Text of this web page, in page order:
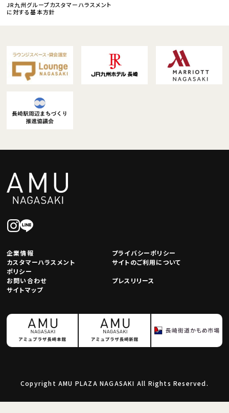
JR九州グループカスタマーハラスメント
に対する基本方針
企業情報
プライバシーポリシー
カスタマーハラスメント
ポリシー
サイトのご利用について
お問い合わせ
プレスリリース
サイトマップ
Copyright AMU PLAZA NAGASAKI All Rights Reserved.